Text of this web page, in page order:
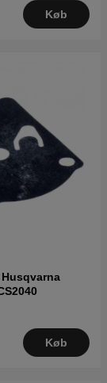
Køb
Køb